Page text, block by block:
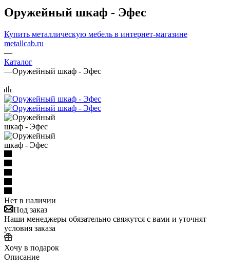
Оружейный шкаф - Эфес
Купить металлическую мебель в интернет-магазине
metallcab.ru
—
Каталог
—Оружейный шкаф - Эфес
Нет в наличии
Под заказ
Наши менеджеры обязательно свяжутся с вами и уточнят
условия заказа
Хочу в подарок
Описание